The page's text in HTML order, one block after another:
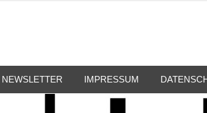
NEWSLETTER IMPRESSUM